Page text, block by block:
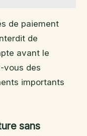
de paiement
de
avant le
vous des
importants
sans